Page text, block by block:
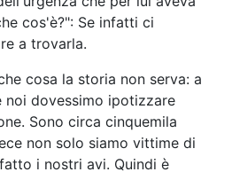
cos'è?": Se infatti ci
a trovarla.
cosa la storia non serva: a
noi dovessimo ipotizzare
Sono circa cinquemila
non solo siamo vittime di
i nostri avi. Quindi è